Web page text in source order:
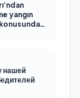
yangın
нашей